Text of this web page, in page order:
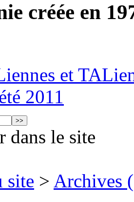
créée en
et
2011
dans le site
site > Archives